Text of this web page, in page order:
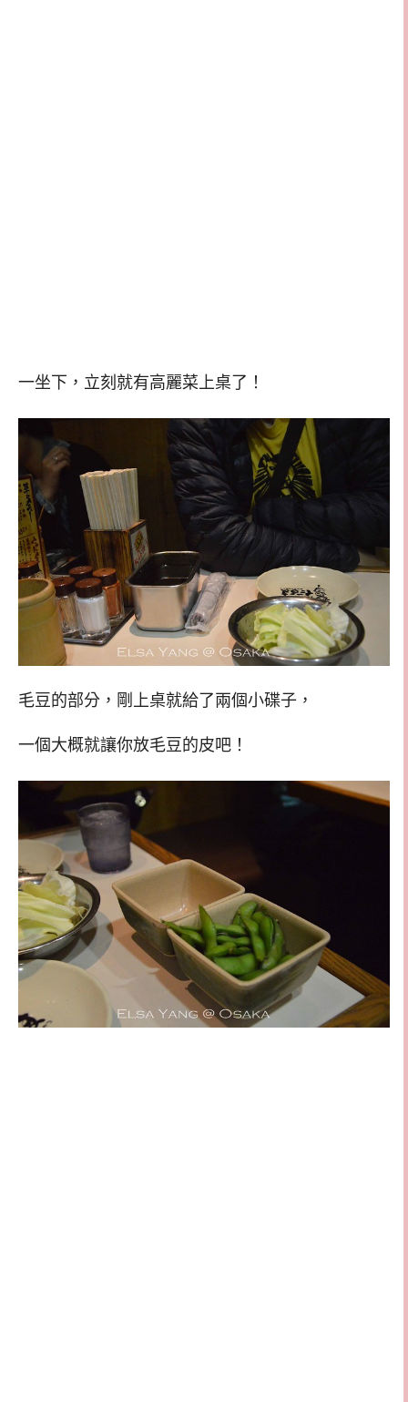
一坐下，立刻就有高麗菜上桌了！
毛豆的部分，剛上桌就給了兩個小碟子，
一個大概就讓你放毛豆的皮吧！